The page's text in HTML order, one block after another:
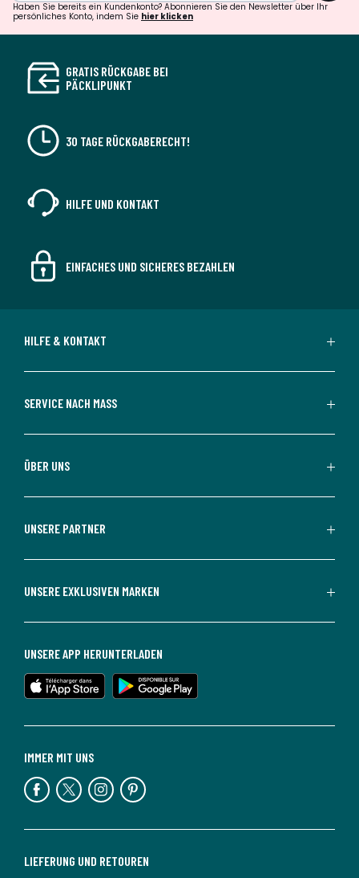
Haben Sie bereits ein Kundenkonto? Abonnieren Sie den Newsletter über Ihr
persönliches Konto, indem Sie hier klicken
GRATIS RÜCKGABE BEI
PÄCKLIPUNKT
30 TAGE RÜCKGABERECHT!
HILFE UND KONTAKT
EINFACHES UND SICHERES BEZAHLEN
HILFE & KONTAKT
SERVICE NACH MASS
ÜBER UNS
UNSERE PARTNER
UNSERE EXKLUSIVEN MARKEN
LIEFERUNG UND RETOUREN
IMMER MIT UNS
UNSERE APP HERUNTERLADEN